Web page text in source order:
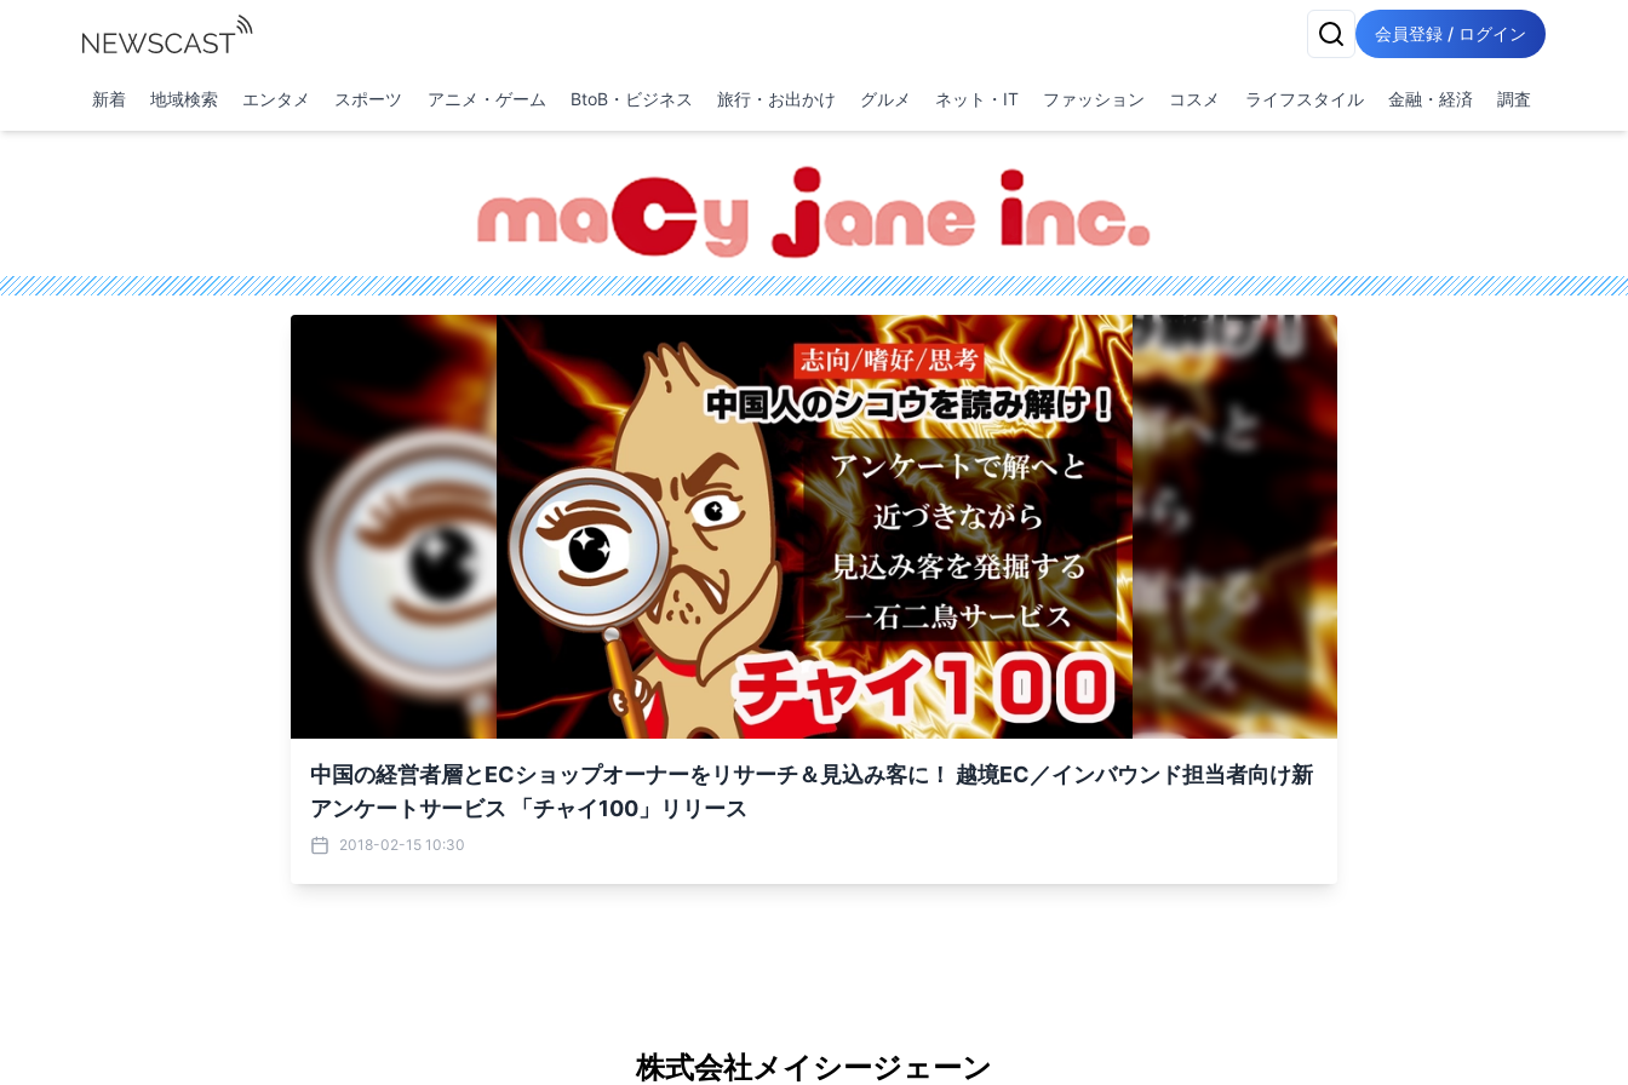
会員登録 / ログイン
新着 地域検索 エンタメ スポーツ アニメ・ゲーム BtoB・ビジネス 旅行・お出かけ グルメ ネット・IT ファッション コスメ ライフスタイル 金融・経済 調査
中国の経営者層とECショップオーナーをリサーチ＆見込み客に！ 越境EC／インバウンド担当者向け新
アンケートサービス 「チャイ100」リリース
2018-02-15 10:30
株式会社メイシージェーン